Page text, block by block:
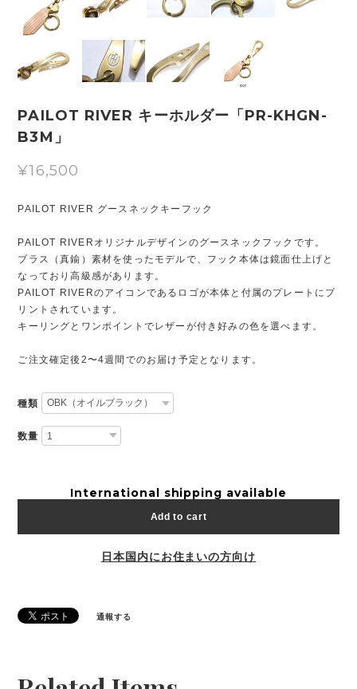
PAILOT RIVER キーホルダー「PR-KHGN-
B3M」
¥16,500
PAILOT RIVER グースネックキーフック
PAILOT RIVERオリジナルデザインのグースネックフックです。
ブラス（真鍮）素材を使ったモデルで、フック本体は鏡面仕上げと
なっており高級感があります。
PAILOT RIVERのアイコンであるロゴが本体と付属のプレートにプ
リントされています。
キーリングとワンポイントでレザーが付き好みの色を選べます。
ご注文確定後2〜4週間でのお届け予定となります。
種類
数量
International shipping available
Add to cart
日本国内にお住まいの方向け
通報する